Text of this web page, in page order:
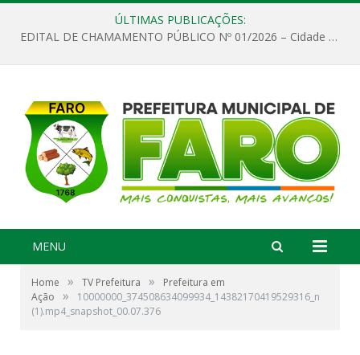
ÚLTIMAS PUBLICAÇÕES:
EDITAL DE CHAMAMENTO PÚBLICO Nº 01/2026 – Cidade de Faro
MENU
Home » TV Prefeitura »
Prefeitura em
Ação
»
10000000_374508634099934_14382170419529316_n
(1).mp4_snapshot_00.07.376